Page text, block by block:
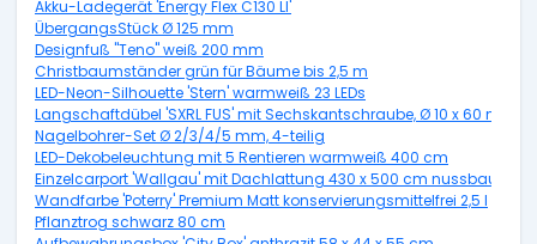
Akku-Ladegerät 'Energy Flex C130 LI'
ÜbergangsStück Ø 125 mm
Designfuß "Teno" weiß 200 mm
Christbaumständer grün für Bäume bis 2,5 m
LED-Neon-Silhouette 'Stern' warmweiß 23 LEDs
Langschaftdübel 'SXRL FUS' mit Sechskantschraube, Ø 10 x 60 mm,
Nagelbohrer-Set Ø 2/3/4/5 mm, 4-teilig
LED-Dekobeleuchtung mit 5 Rentieren warmweiß 400 cm
Einzelcarport 'Wallgau' mit Dachlattung 430 x 500 cm nussbaum
Wandfarbe 'Poterry' Premium Matt konservierungsmittelfrei 2,5 l
Pflanztrog schwarz 80 cm